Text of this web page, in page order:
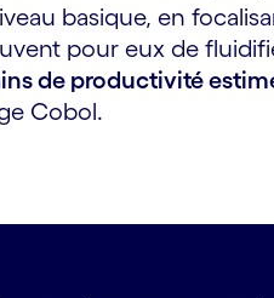
basique, en
pour eux de
de productivité
Cobol.